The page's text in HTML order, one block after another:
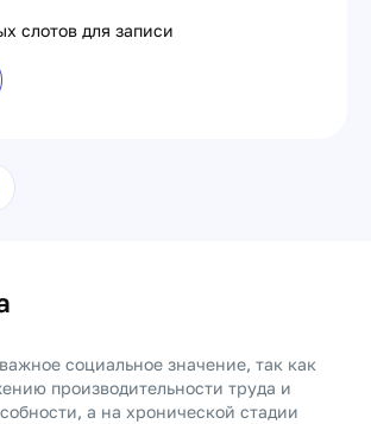
слотов для записи
социальное значение, так как
производительности труда и
а на хронической стадии